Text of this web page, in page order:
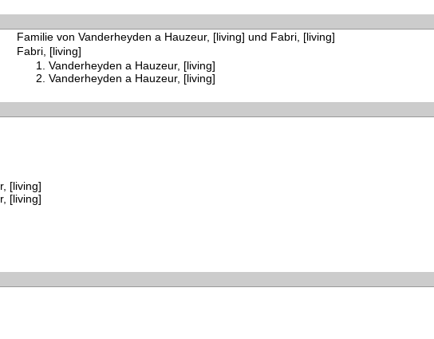
Familie von Vanderheyden a Hauzeur, [living] und Fabri, [living]
Fabri, [living]
Vanderheyden a Hauzeur, [living]
Vanderheyden a Hauzeur, [living]
[living]
[living]